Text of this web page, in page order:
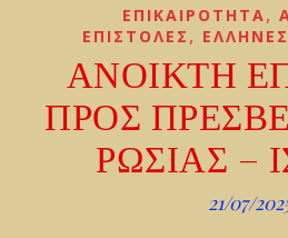
ΕΠΙΚΑΙΡΟΤΗΤΑ,
ΕΠΙΣΤΟΛΕΣ ,
ΑΝΟΙΚΤΗ
ΠΡΟΣ
ΡΩΣΙΑΣ –
21/07/